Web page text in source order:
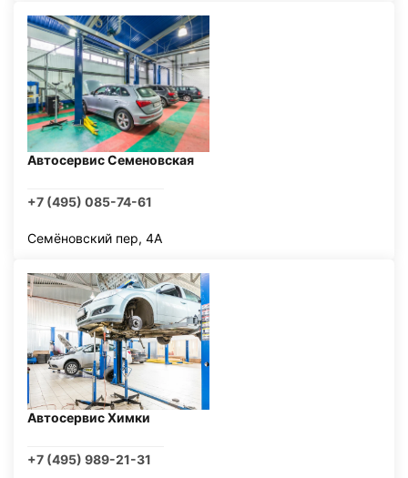
Автосервис Семеновская
+7 (495) 085-74-61
Семёновский пер, 4А
Автосервис Химки
+7 (495) 989-21-31